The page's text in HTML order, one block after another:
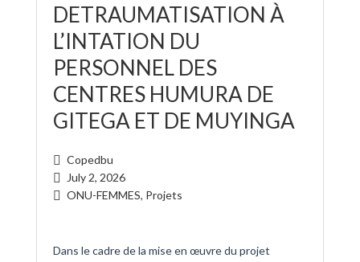
DETRAUMATISATION À
L’INTATION DU
PERSONNEL DES
CENTRES HUMURA DE
GITEGA ET DE MUYINGA
Copedbu
July 2, 2026
ONU-FEMMES, Projets
Dans le cadre de la mise en œuvre du projet